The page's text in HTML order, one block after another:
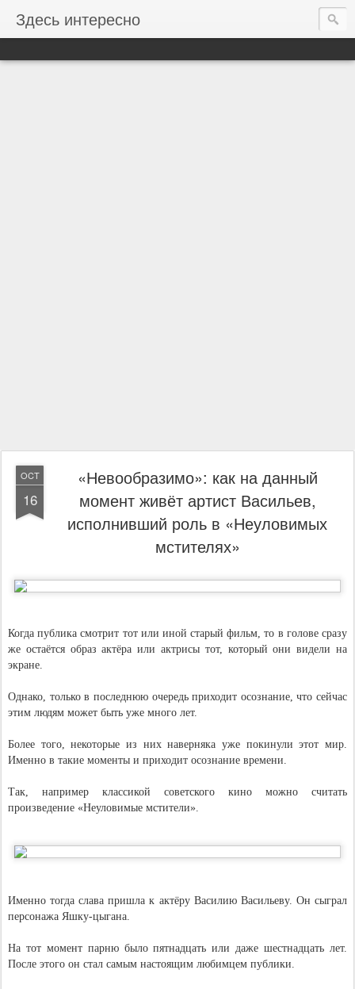
Здесь интересно
OCT
16
«Невообразимо»: как на данный
момент живёт артист Васильев,
исполнивший роль в «Неуловимых
мстителях»
Когда публика смотрит тот или иной старый фильм, то в голове сразу
же остаётся образ актёра или актрисы тот, который они видели на
экране.
Однако, только в последнюю очередь приходит осознание, что сейчас
этим людям может быть уже много лет.
Более того, некоторые из них наверняка уже покинули этот мир.
Именно в такие моменты и приходит осознание времени.
Так, например классикой советского кино можно считать
произведение «Неуловимые мстители».
Именно тогда слава пришла к актёру Василию Васильеву. Он сыграл
персонажа Яшку-цыгана.
На тот момент парню было пятнадцать или даже шестнадцать лет.
После этого он стал самым настоящим любимцем публики.